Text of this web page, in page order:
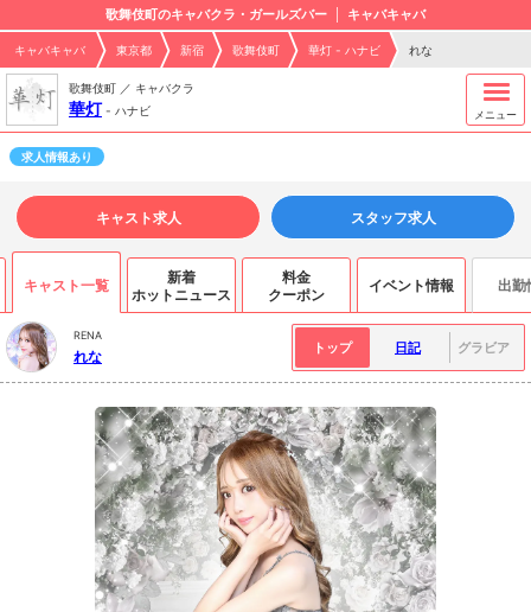
歌舞伎町のキャバクラ・ガールズバー キャバキャバ
キャバキャバ 東京都 新宿 歌舞伎町 華灯 - ハナビ れな
歌舞伎町 ／ キャバクラ
華灯 - ハナビ メニュー
求人情報あり
キャスト求人 スタッフ求人
キャスト一覧
新着
ホットニュース
料金
クーポン
イベント情報 出勤
RENA
れな トップ 日記 グラビア